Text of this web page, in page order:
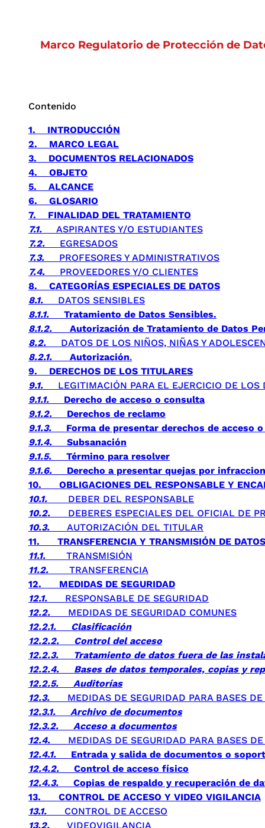
Marco Regulatorio de Protección de
Contenido
1.
INTRODUCCIÓN
2.
MARCO LEGAL
3.
DOCUMENTOS RELACIONADOS
4.
OBJETO
5.
ALCANCE
6.
GLOSARIO
7.
FINALIDAD DEL TRATAMIENTO
7.1. ASPIRANTES Y/O ESTUDIANTES
7.2. EGRESADOS
7.3. PROFESORES Y ADMINISTRATIVOS
7.4. PROVEEDORES Y/O CLIENTES
8.
CATEGORÍAS ESPECIALES DE DATOS
8.1. DATOS SENSIBLES
8.1.1.
Tratamiento de Datos Sensibles.
8.1.2.
Autorización de Tratamiento de Datos
8.2. DATOS DE LOS NIÑOS, NIÑAS Y
8.2.1.
Autorización.
9.
DERECHOS DE LOS TITULARES
9.1. LEGITIMACIÓN PARA EL EJERCICIO DE LOS
9.1.1.
Derecho de acceso o consulta
9.1.2.
Derechos de reclamo
9.1.3.
Forma de presentar derechos de acceso
9.1.4.
Subsanación
9.1.5.
Término para resolver
9.1.6.
Derecho a presentar quejas por
10.
OBLIGACIONES DEL RESPONSABLE Y
10.1. DEBER DEL RESPONSABLE
10.2. DEBERES ESPECIALES DEL OFICIAL DE
10.3. AUTORIZACIÓN DEL TITULAR
11.
TRANSFERENCIA Y TRANSMISIÓN DE
11.1. TRANSMISIÓN
11.2. TRANSFERENCIA
12.
MEDIDAS DE SEGURIDAD
12.1. RESPONSABLE DE SEGURIDAD
12.2. MEDIDAS DE SEGURIDAD COMUNES
12.2.1.
Clasificación
12.2.2.
Control del acceso
12.2.3.
Tratamiento de datos fuera de las
12.2.4.
Bases de datos temporales, copias y
12.2.5.
Auditorías
12.3. MEDIDAS DE SEGURIDAD PARA BASES DE
12.3.1.
Archivo de documentos
12.3.2.
Acceso a documentos
12.4. MEDIDAS DE SEGURIDAD PARA BASES DE
12.4.1.
Entrada y salida de documentos o
12.4.2.
Control de acceso físico
12.4.3.
Copias de respaldo y recuperación de
13.
CONTROL DE ACCESO Y VIDEO VIGILANCIA
13.1. CONTROL DE ACCESO
13.2. VIDEOVIGILANCIA